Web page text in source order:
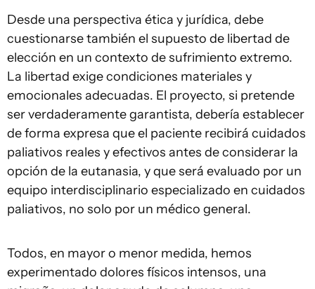
Desde una perspectiva ética y jurídica, debe
cuestionarse también el supuesto de libertad de
elección en un contexto de sufrimiento extremo.
La libertad exige condiciones materiales y
emocionales adecuadas. El proyecto, si pretende
ser verdaderamente garantista, debería establecer
de forma expresa que el paciente recibirá cuidados
paliativos reales y efectivos antes de considerar la
opción de la eutanasia, y que será evaluado por un
equipo interdisciplinario especializado en cuidados
paliativos, no solo por un médico general.
Todos, en mayor o menor medida, hemos
experimentado dolores físicos intensos, una